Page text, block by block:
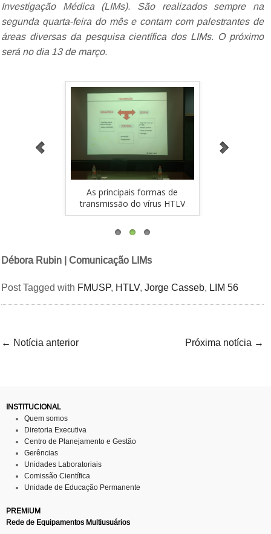
Investigação Médica (LIMs). São realizados sempre na
segunda quarta-feira do mês e contam com palestrantes de
áreas diversas da pesquisa científica dos LIMs. O próximo
será no dia 13 de março.
As principais formas de
transmissão do vírus HTLV
Débora Rubin | Comunicação LIMs
Post Tagged with FMUSP, HTLV,Jorge Casseb, LIM 56
← Notícia anterior Próxima notícia →
INSTITUCIONAL
Quem somos
Diretoria Executiva
Centro de Planejamento e Gestão
Gerências
Unidades Laboratoriais
Comissão Científica
Unidade de Educação Permanente
PREMiUM
Rede de Equipamentos Multiusuários